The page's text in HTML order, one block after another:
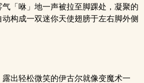
「咻」地一声被拉至脚踝处，凝聚的
构成一双迷你天使翅膀于左右脚外侧
出轻松微笑的伊古尔就像变魔术一